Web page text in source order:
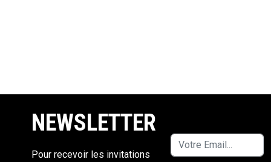
NEWSLETTER
Pour recevoir les invitations